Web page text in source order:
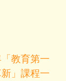
教育第一
」課程一